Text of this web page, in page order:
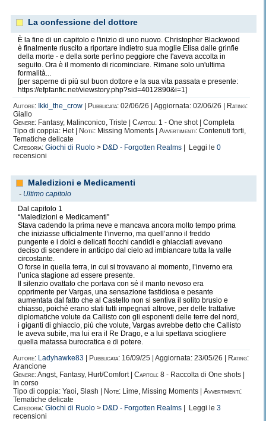
La confessione del dottore
È la fine di un capitolo e l'inizio di uno nuovo. Christopher Blackwood
è finalmente riuscito a riportare indietro sua moglie Elisa dalle grinfie
della morte - e della sorte perfino peggiore che l'aveva accolta in
seguito. Ora è il momento di ricominciare. Rimane solo un'ultima
formalità...
[per saperne di più sul buon dottore e la sua vita passata e presente:
https://efpfanfic.net/viewstory.php?sid=4012890&i=1]
Autore: Ikki_the_crow Pubblicata: 02/06/26 | Aggiornata: 02/06/26 |
Rating:
Giallo
Genere: Fantasy, Malinconico, Triste | Capitoli: 1 - One shot | Completa
Tipo di coppia: Het |
Note: Missing Moments | Avvertimenti: Contenuti forti,
Tematiche delicate
Categoria: Giochi di Ruolo > D&D - Forgotten Realms | Leggi le 0
recensioni
Maledizioni e Medicamenti
- Ultimo capitolo
Dal capitolo 1
“Maledizioni e Medicamenti”
Stava cadendo la prima neve e mancava ancora molto tempo prima
che iniziasse ufficialmente l’inverno, ma quell’anno il freddo
pungente e i dolci e delicati fiocchi candidi e ghiacciati avevano
deciso di scendere in anticipo dal cielo ad imbiancare tutta la valle
circostante.
O forse in quella terra, in cui si trovavano al momento, l’inverno era
l’unica stagione ad essere presente.
Il silenzio ovattato che portava con sé il manto nevoso era
opprimente per Vargas, una sensazione fastidiosa e pesante
aumentata dal fatto che al Castello non si sentiva il solito brusio e
chiasso, poiché erano stati tutti impegnati altrove, per delle trattative
diplomatiche volute da Callisto con gli esponenti delle terre del nord,
i giganti di ghiaccio, più che volute, Vargas avrebbe detto che Callisto
le aveva subite, ma lui era il Re Drago, e a lui spettava sciogliere
quella matassa burocratica e di potere.
Autore: Ladyhawke83 Pubblicata: 16/09/25 | Aggiornata: 23/05/26 |
Rating:
Arancione
Genere:Angst, Fantasy, Hurt/Comfort | Capitoli: 8 - Raccolta di One shots |
In corso
Tipo di coppia: Yaoi, Slash |
Note: Lime, Missing Moments | Avvertimenti:
Tematiche delicate
Categoria: Giochi di Ruolo > D&D - Forgotten Realms | Leggi le 3
recensioni